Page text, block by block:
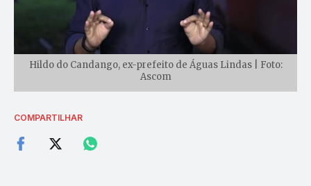
Hildo do Candango, ex-prefeito de Águas Lindas | Foto:
Ascom
COMPARTILHAR